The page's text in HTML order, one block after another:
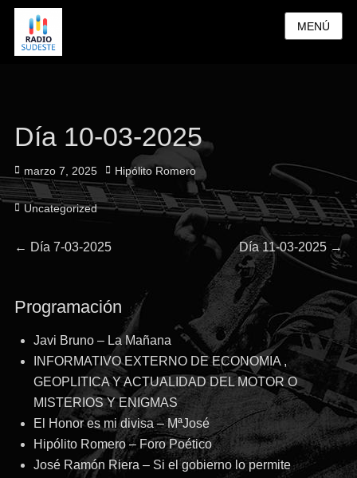
MENÚ
Día 10-03-2025
Publicado
el
marzo 7, 2025 Autor
Hipólito Romero
Categorías
Uncategorized
Navegación
entradas
← Entrada
Día 7-03-2025
Entrada
siguiente:
Día 11-03-2025 →
Programación
Javi Bruno – La Mañana
INFORMATIVO EXTERNO DE ECONOMIA ,
GEOPLITICA Y ACTUALIDAD DEL MOTOR O
MISTERIOS Y ENIGMAS
El Honor es mi divisa – MªJosé
Hipólito Romero – Foro Poético
José Ramón Riera – Si el gobierno lo permite